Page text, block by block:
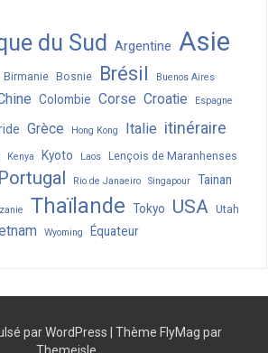
du Sud Argentine Asie
Birmanie Bosnie Brésil Buenos Aires
Colombie Corse Croatie Espagne
Grèce Hong Kong Italie itinéraire
Kenya Kyoto Laos Lençois de Maranhenses
Portugal Rio de Janaeiro Singapour
Tainan
Thaïlande Tokyo USA Utah
Wyoming Équateur
par WordPress Thème FlyMag par
Themeisle